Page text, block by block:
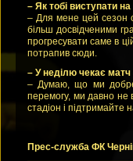
– Як тобі виступати на
– Для мене цей сезон
більш досвідченими
прогресувати саме в
потрапив сюди.
– У неділю чекає матч
– Думаю, що ми добре
перемогу, ми давно не
стадіон і підтримайте
Прес-служба ФК